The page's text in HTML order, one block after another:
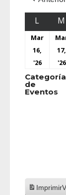
L M
Mar
16,
'26
17,
'26
de
Eventos
Imprimir